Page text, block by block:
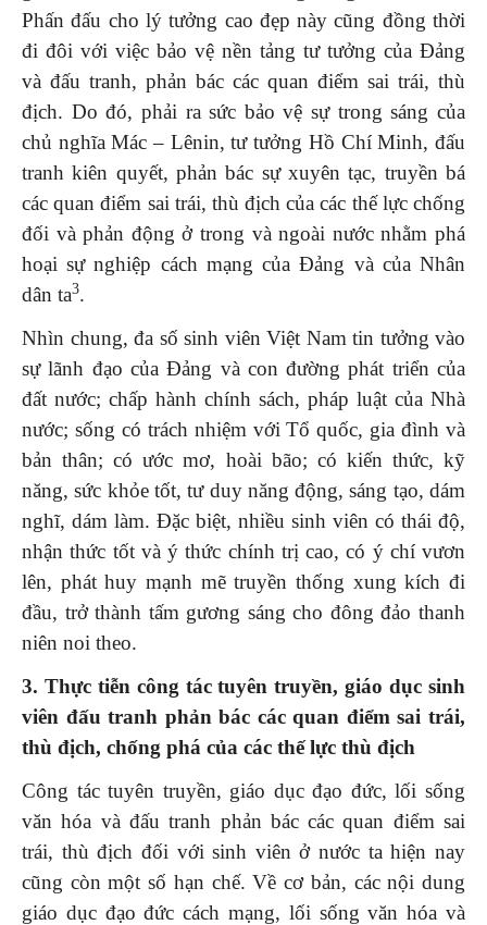
Phấn đấu cho lý tưởng cao đẹp này cũng đồng thời
đi đôi với việc bảo vệ nền tảng tư tưởng của Đảng
và đấu tranh, phản bác các quan điểm sai trái, thù
địch. Do đó, phải ra sức bảo vệ sự trong sáng của
chủ nghĩa Mác – Lênin, tư tưởng Hồ Chí Minh, đấu
tranh kiên quyết, phản bác sự xuyên tạc, truyền bá
các quan điểm sai trái, thù địch của các thế lực chống
đối và phản động ở trong và ngoài nước nhằm phá
hoại sự nghiệp cách mạng của Đảng và của Nhân
dân ta3.
Nhìn chung, đa số sinh viên Việt Nam tin tưởng vào
sự lãnh đạo của Đảng và con đường phát triển của
đất nước; chấp hành chính sách, pháp luật của Nhà
nước; sống có trách nhiệm với Tổ quốc, gia đình và
bản thân; có ước mơ, hoài bão; có kiến thức, kỹ
năng, sức khỏe tốt, tư duy năng động, sáng tạo, dám
nghĩ, dám làm. Đặc biệt, nhiều sinh viên có thái độ,
nhận thức tốt và ý thức chính trị cao, có ý chí vươn
lên, phát huy mạnh mẽ truyền thống xung kích đi
đầu, trở thành tấm gương sáng cho đông đảo thanh
niên noi theo.
3. Thực tiễn công tác tuyên truyền, giáo dục sinh
viên đấu tranh phản bác các quan điểm sai trái,
thù địch, chống phá của các thế lực thù địch
Công tác tuyên truyền, giáo dục đạo đức, lối sống
văn hóa và đấu tranh phản bác các quan điểm sai
trái, thù địch đối với sinh viên ở nước ta hiện nay
cũng còn một số hạn chế. Về cơ bản, các nội dung
giáo dục đạo đức cách mạng, lối sống văn hóa và